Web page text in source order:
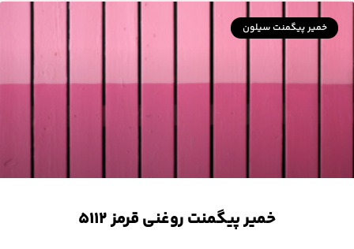
خمیر پیگمنت سیلون
خمیر پیگمنت روغنی قرمز ۵۱۱۲